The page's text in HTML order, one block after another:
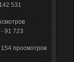
531
91 723
просмотров